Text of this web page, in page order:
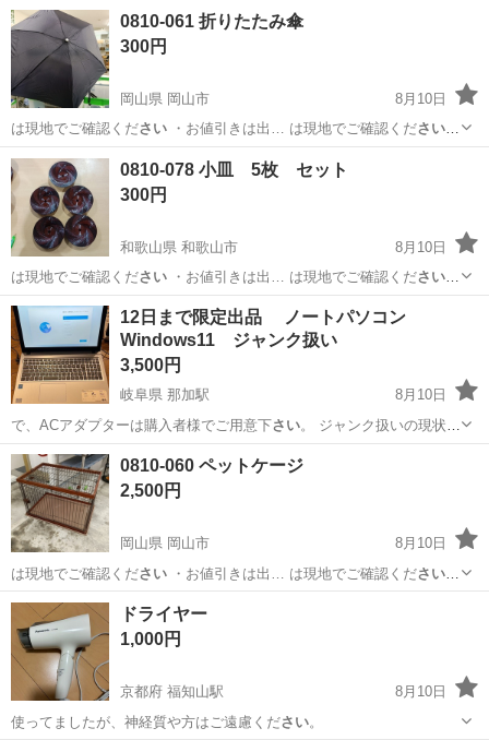
0810-061 折りたたみ傘
300円
岡山県 岡山市
8月10日
は現地でご確認ください・お値引きは出… は現地でご確認ください
【付属品】… は現地でご確認ください【価格】 … でモノをご確認く
だ
さい。譲受後のキャンセ…
岡山 岡山市 現地
0810-078 小皿 5枚 セット
300円
和歌山県 和歌山市
8月10日
は現地でご確認ください・お値引きは出… は現地でご確認ください
【付属品】… は現地でご確認ください 【価格】 …
和歌山 和歌山市 食器 小皿
12日まで限定出品 ノートパソコン
Windows11 ジャンク扱い
3,500円
岐阜県 那加駅
8月10日
で、ACアダプターは購入者様でご用意下さい。 ジャンク扱いの現状優
先です。 ク…
岐阜 岐阜市 ノートパソコン
0810-060 ペットケージ
2,500円
岡山県 岡山市
8月10日
は現地でご確認ください・お値引きは出… は現地でご確認ください
【付属品】… は現地でご確認ください【価格】 … でモノをご確認く
さい。譲受後のキャンセ…
岡山 岡山市 その他
ドライヤー
1,000円
京都府 福知山駅
8月10日
使ってましたが、神経質や方はご遠慮ください。